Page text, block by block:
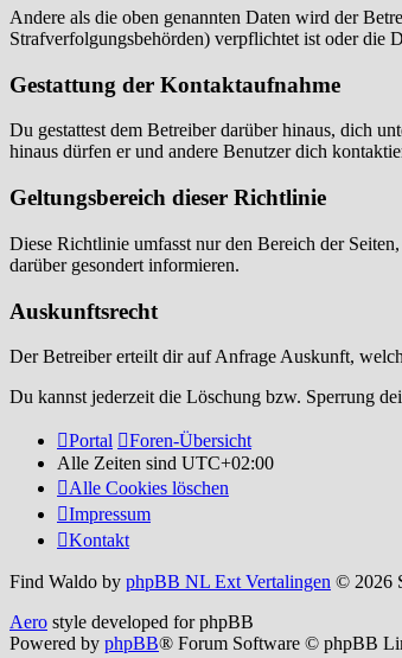
Andere als die oben genannten Daten wird der
Strafverfolgungsbehörden) verpflichtet ist oder die
Gestattung der Kontaktaufnahme
Du gestattest dem Betreiber darüber hinaus, dich
hinaus dürfen er und andere Benutzer dich
Geltungsbereich dieser Richtlinie
Diese Richtlinie umfasst nur den Bereich der
darüber gesondert informieren.
Auskunftsrecht
Der Betreiber erteilt dir auf Anfrage Auskunft,
Du kannst jederzeit die Löschung bzw. Sperrung
Portal
Foren-Übersicht
Alle Zeiten sind UTC+02:00
Alle Cookies löschen
Impressum
Kontakt
Find Waldo by phpBB NL Ext Vertalingen © 2026
Aero style developed for phpBB
Powered by phpBB® Forum Software © phpBB